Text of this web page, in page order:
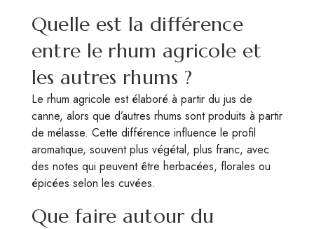
Quelle est la différence
entre le rhum agricole et
les autres rhums ?
Le rhum agricole est élaboré à partir du jus de
canne, alors que d’autres rhums sont produits à partir
de mélasse. Cette différence influence le profil
aromatique, souvent plus végétal, plus franc, avec
des notes qui peuvent être herbacées, florales ou
épicées selon les cuvées.
Que faire autour du